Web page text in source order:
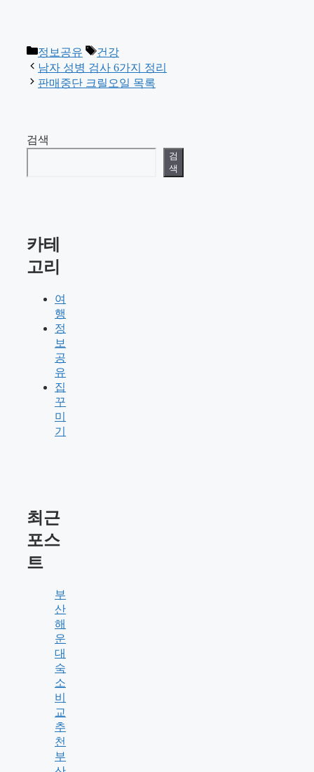
카
테
고
정보공유
태
그
건강
남자 성병 검사 6가지 정리
판매중단 크릴오일 목록
검색
검
색
카테
고리
여
행
정
보
공
유
집
꾸
미
기
최근
포스
트
부
산
해
운
대
숙
소
비
교
추
천
부